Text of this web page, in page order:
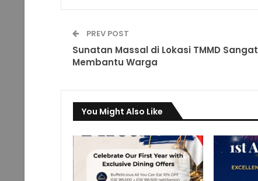
PREV POST
Sunatan Massal di Lokasi TMMD Sangat
Membantu Warga
You Might Also Like